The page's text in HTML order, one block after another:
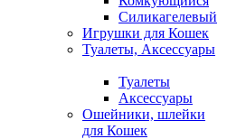
Силикагелевый
Игрушки для Кошек
Туалеты, Аксессуары
Туалеты
Аксессуары
Ошейники, шлейки
для Кошек